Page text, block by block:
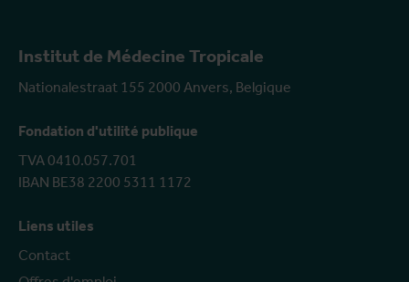
Institut de Médecine Tropicale
Nationalestraat 155 2000 Anvers, Belgique
Fondation d'utilité publique
TVA 0410.057.701
IBAN BE38 2200 5311 1172
Liens utiles
Contact